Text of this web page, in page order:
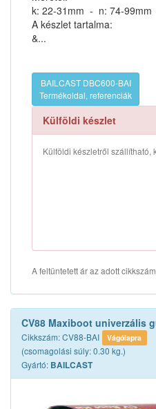
k: 22-31mm - n: 74-
A készlet tartalma:
&...
BAILCAST DBC600-BAI
Termékoldal, referenciák
Külföldi készlet
Külföldi készletről szállítható,
A feltüntetett ár az adott
CV88 Maxiboot univerzális
Cikkszám: CV88-BAI Vágólapra
(csomagolási súly: 0.30 kg.)
Gyártó: BAILCAST